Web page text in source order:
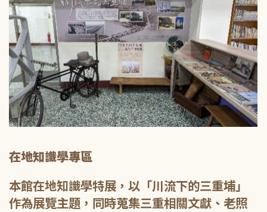
在地知識學專區
本館在地知識學特展，以「川流下的三重埔」
作為展覽主題，同時蒐集三重相關文獻、老照